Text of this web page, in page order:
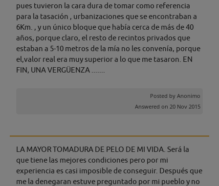
pues tuvieron la cara dura de tomar como referencia
para la tasación , urbanizaciones que se encontraban a
6Km. , y un único bloque que había cerca de más de 40
años, porque claro, el resto de recintos privados que
estaban a 5-10 metros de la mía no les convenía, porque
el,valor real era muy superior a lo que me tasaron. EN
FIN, UNA VERGÜENZA .......
Posted by Anonimo
Answered on 20 Nov 2015
LA MAYOR TOMADURA DE PELO DE MI VIDA. Será la
que tiene las mejores condiciones pero por mi
experiencia es casi imposible de conseguir. Después que
me la denegaran estuve preguntado por mi pueblo y no